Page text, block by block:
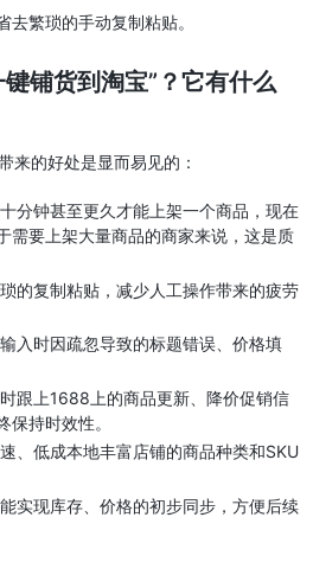
繁琐的手动复制粘贴。
铺货到淘宝”？它有什么
来的好处是显而易见的：
分钟甚至更久才能上架一个商品，现在
需要上架大量商品的商家来说，这是质
的复制粘贴，减少人工操作带来的疲劳
入时因疏忽导致的标题错误、价格填
跟上1688上的商品更新、降价促销信
保持时效性。
、低成本地丰富店铺的商品种类和SKU
实现库存、价格的初步同步，方便后续